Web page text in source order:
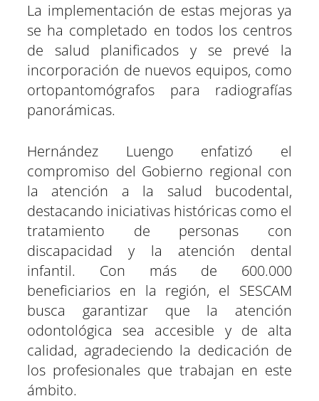
La implementación de estas mejoras ya
se ha completado en todos los centros
de salud planificados y se prevé la
incorporación de nuevos equipos, como
ortopantomógrafos para radiografías
panorámicas.
Hernández Luengo enfatizó el
compromiso del Gobierno regional con
la atención a la salud bucodental,
destacando iniciativas históricas como el
tratamiento de personas con
discapacidad y la atención dental
infantil. Con más de 600.000
beneficiarios en la región, el SESCAM
busca garantizar que la atención
odontológica sea accesible y de alta
calidad, agradeciendo la dedicación de
los profesionales que trabajan en este
ámbito.